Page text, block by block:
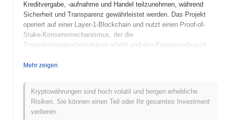
Kreditvergabe, -aufnahme und Handel teilzunehmen, während
Sicherheit und Transparenz gewährleistet werden. Das Projekt
operiert auf einer Layer-1-Blockchain und nutzt einen Proof-of-
Stake-Konsensmechanismus, der die
Transaktionsgeschwindigkeit erhöht und den Energieverbrauch
innerhalb des Ökosystems, einschließlich Transaktionsgebühren,
ermöglicht, an Entscheidungsprozessen über die Zukunft des
Netzwerks teilzunehmen. Das Solvex Network zeichnet sich
durch benutzerfreundliche Schnittstellen und robuste
Entwicklerwerkzeuge aus, die darauf abzielen, die Erstellung und
Mehr zeigen
Kryptowährungen sind hoch volatil und bergen erhebliche
Risiken. Sie können einen Teil oder Ihr gesamtes Investment
verlieren.